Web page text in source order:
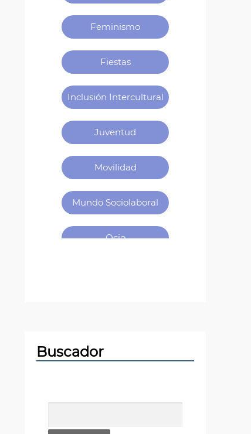
Feminismo
Fiestas
Inclusión Intercultural
Juventud
Movilidad
Mundo Sociolaboral
Ocio
Buscador